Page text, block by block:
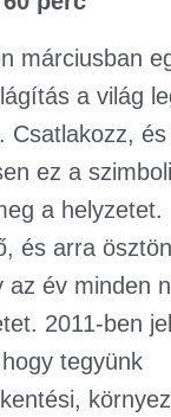
márciusban
a világ
Csatlakozz,
ez a
a helyzetet.
és arra
az év minden
2011-ben
tegyünk